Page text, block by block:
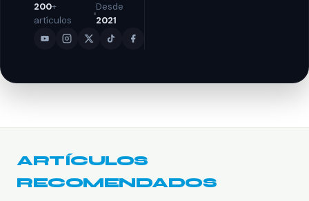
200+
artículos
Desde
2021
ARTÍCULOS
RECOMENDADOS